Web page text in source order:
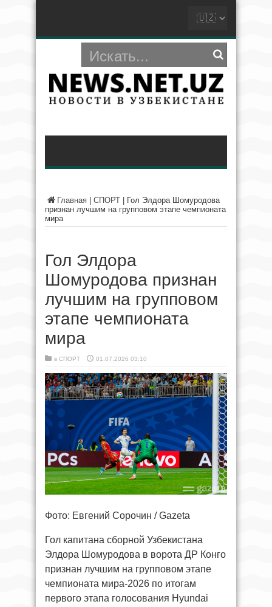
Главная СПОРТ
Гол Элдора Шомуродова
признан лучшим на групповом этапе чемпионата
мира
Гол Элдора
Шомуродова признан
лучшим на групповом
этапе чемпионата
мира
в СПОРТ 01.07.2026 03:10
Фото: Евгений Сорочин / Gazeta
Гол капитана сборной Узбекистана
Элдора Шомуродова в ворота ДР Конго
признан лучшим на групповом этапе
чемпионата мира-2026 по итогам
первого этапа голосования Hyundai